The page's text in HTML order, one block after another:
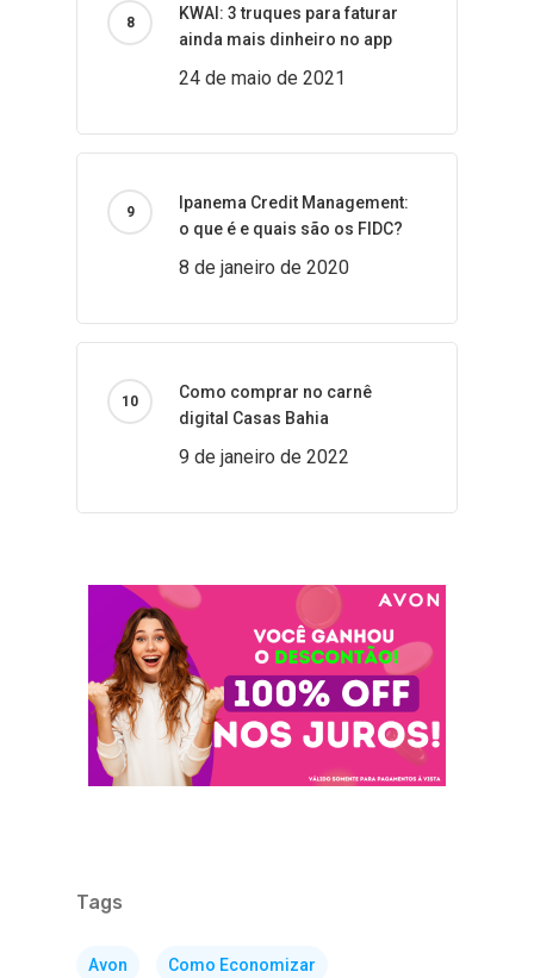
KWAI: 3 truques para faturar
ainda mais dinheiro no app
24 de maio de 2021
Ipanema Credit Management:
o que é e quais são os FIDC?
8 de janeiro de 2020
Como comprar no carnê
digital Casas Bahia
9 de janeiro de 2022
Tags
Avon Como Economizar